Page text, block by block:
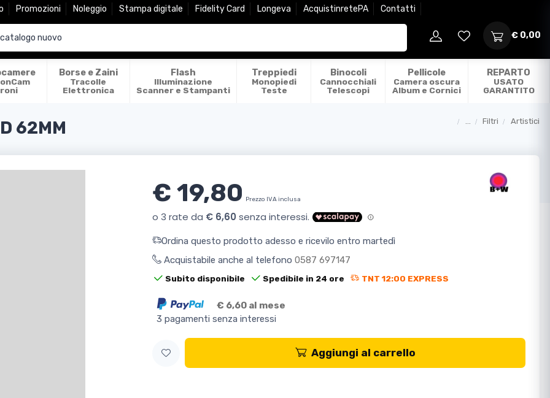
Promozioni Noleggio Stampa digitale Fidelity Card Longeva AcquistinretePA Contatti
€ 0,00
Borse e Zaini
Tracolle
Elettronica
Flash
Illuminazione
Scanner e Stampanti
Treppiedi
Monopiedi
Teste
Binocoli
Cannocchiali
Telescopi
Pellicole
Camera oscura
Album e Cornici
REPARTO
USATO
GARANTITO
Filtri Artistici
62MM
€ 19,80 Prezzo IVA inclusa
Ordina questo prodotto adesso e ricevilo entro martedì
Acquistabile anche al telefono 0587 697147
Subito disponibile Spedibile in 24 ore TNT 12:00 EXPRESS
€ 6,60 al mese
3 pagamenti senza interessi
Aggiungi al carrello